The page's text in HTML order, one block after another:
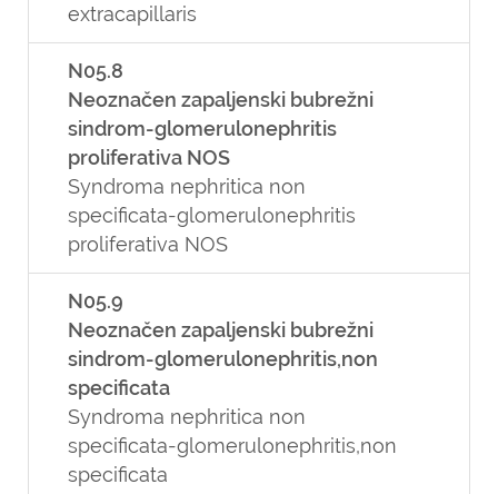
extracapillaris
N05.8
Neoznačen zapaljenski bubrežni
sindrom-glomerulonephritis
proliferativa NOS
Syndroma nephritica non
specificata-glomerulonephritis
proliferativa NOS
N05.9
Neoznačen zapaljenski bubrežni
sindrom-glomerulonephritis,non
specificata
Syndroma nephritica non
specificata-glomerulonephritis,non
specificata